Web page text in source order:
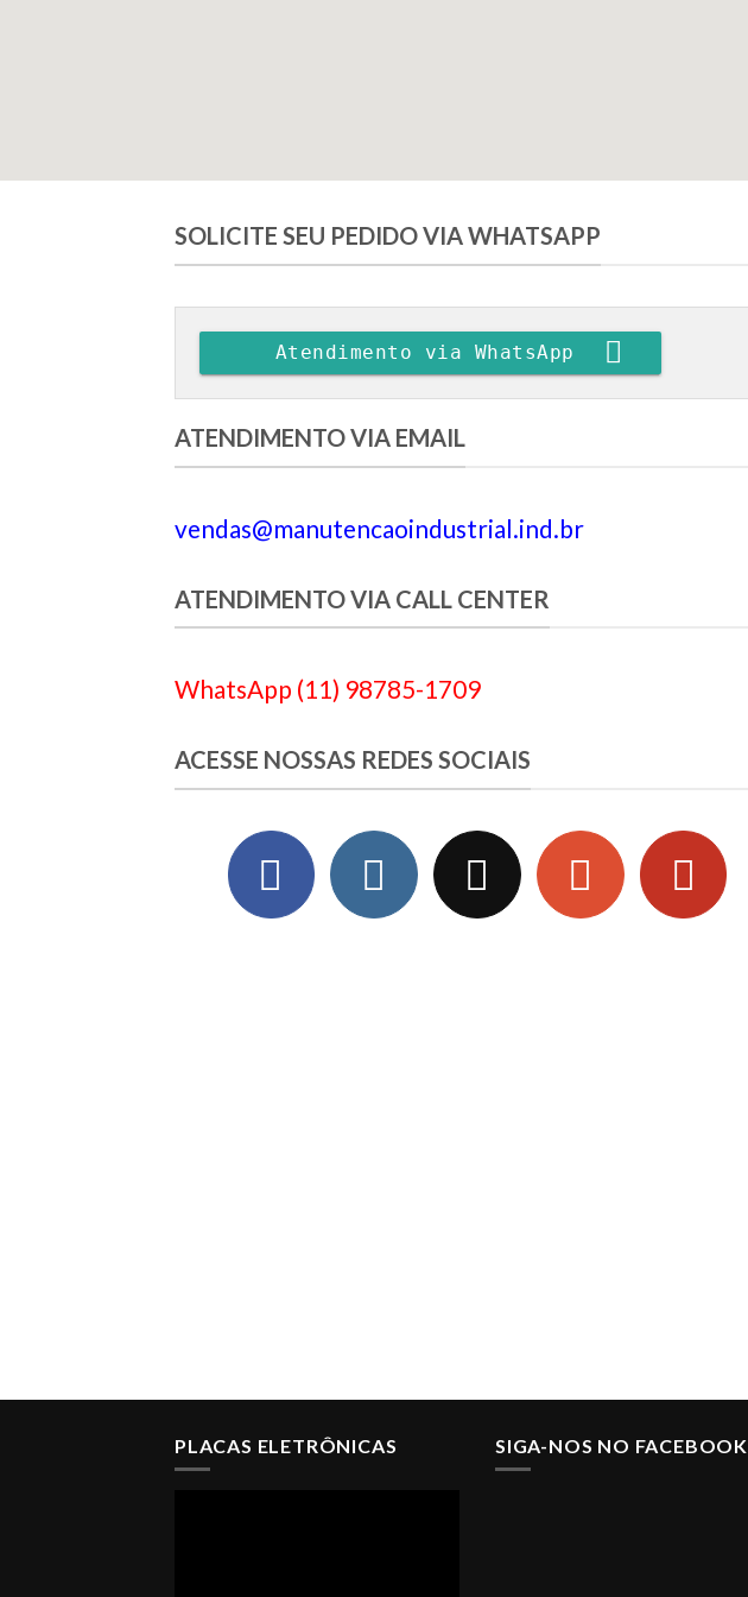
SOLICITE SEU PEDIDO VIA WHATSAPP
Atendimento via WhatsApp
ATENDIMENTO VIA EMAIL
vendas@manutencaoindustrial.ind.br
ATENDIMENTO VIA CALL CENTER
WhatsApp (11) 98785-1709
ACESSE NOSSAS REDES SOCIAIS
PLACAS ELETRÔNICAS SIGA-NOS NO FACEBOOK